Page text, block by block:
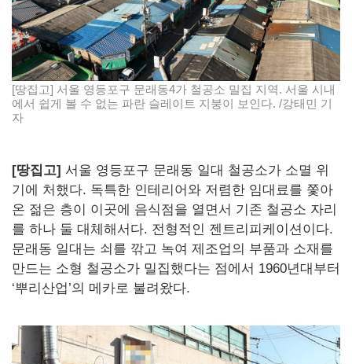
[땅집고] 서울 영등포구 문래동4가 철공소 밀집 지역. 서울 시내
에서 쉽게 볼 수 없는 파란 슬레이트 지붕이 보인다. /강태민 기
자
[땅집고] 서울 영등포구 문래동 일대 철공소가 소멸 위
기에 처했다. 독특한 인테리어와 저렴한 임대료를 쫓아
온 젊은 층이 이곳에 음식점을 열면서 기존 철공소 자리
를 하나 둘 대체해서다. 전형적인 젠트리피케이션이다.
문래동 일대는 쇠를 깎고 녹여 제조업의 부품과 소재를
만드는 소형 철공소가 밀집했다는 점에서 1960년대부터
‘뿌리산업’의 메카로 불려왔다.